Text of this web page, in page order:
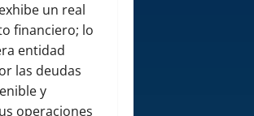
un real
financiero; lo
entidad
las deudas
y
operaciones